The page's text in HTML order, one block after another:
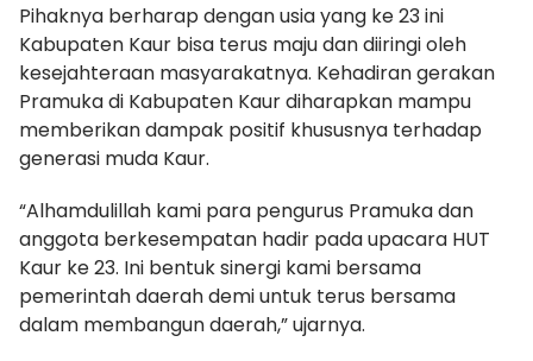
Pihaknya berharap dengan usia yang ke 23 ini
Kabupaten Kaur bisa terus maju dan diiringi oleh
kesejahteraan masyarakatnya. Kehadiran gerakan
Pramuka di Kabupaten Kaur diharapkan mampu
memberikan dampak positif khususnya terhadap
generasi muda Kaur.
“Alhamdulillah kami para pengurus Pramuka dan
anggota berkesempatan hadir pada upacara HUT
Kaur ke 23. Ini bentuk sinergi kami bersama
pemerintah daerah demi untuk terus bersama
dalam membangun daerah,” ujarnya.